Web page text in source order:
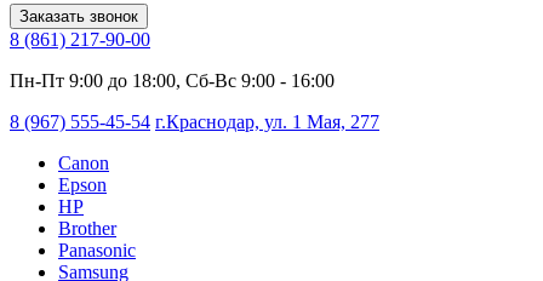
Заказать звонок
8 (861) 217-90-00
Пн-Пт 9:00 до 18:00, Сб-Вс 9:00 - 16:00
8 (967) 555-45-54 г.Краснодар, ул. 1 Мая, 277
Canon
Epson
HP
Brother
Panasonic
Samsung